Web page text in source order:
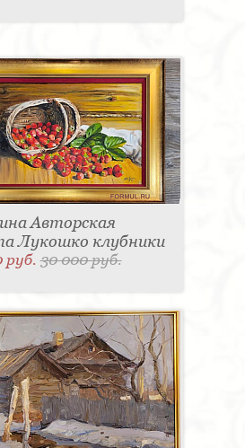
Авторская
Лукошко клубники
руб.30 000 руб.